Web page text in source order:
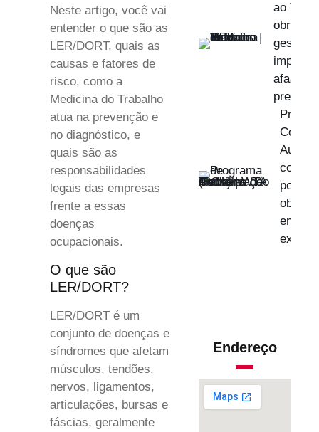
Neste artigo, você vai
entender o que são as
LER/DORT, quais as
causas e fatores de
risco, como a
Medicina do Trabalho
atua na prevenção e
no diagnóstico, e
quais são as
responsabilidades
legais das empresas
frente a essas
doenças
ocupacionais.
O que são
LER/DORT?
LER/DORT é um
conjunto de doenças e
síndromes que afetam
músculos, tendões,
nervos, ligamentos,
articulações, bursas e
fáscias, geralmente
ao
gestão
impacto
como
por
Endereço